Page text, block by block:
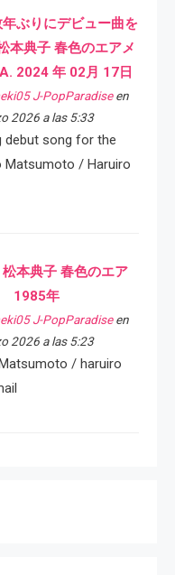
年ぶりにデビュー曲を
本典子 春色のエアメ
2024 年 02月 17日
J-PopParadiseen
2026 a las 5:33
debut song for the
Matsumoto / Haruiro
松本典子 春色のエア
1985年
J-PopParadiseen
2026 a las 5:23
/ haruiro